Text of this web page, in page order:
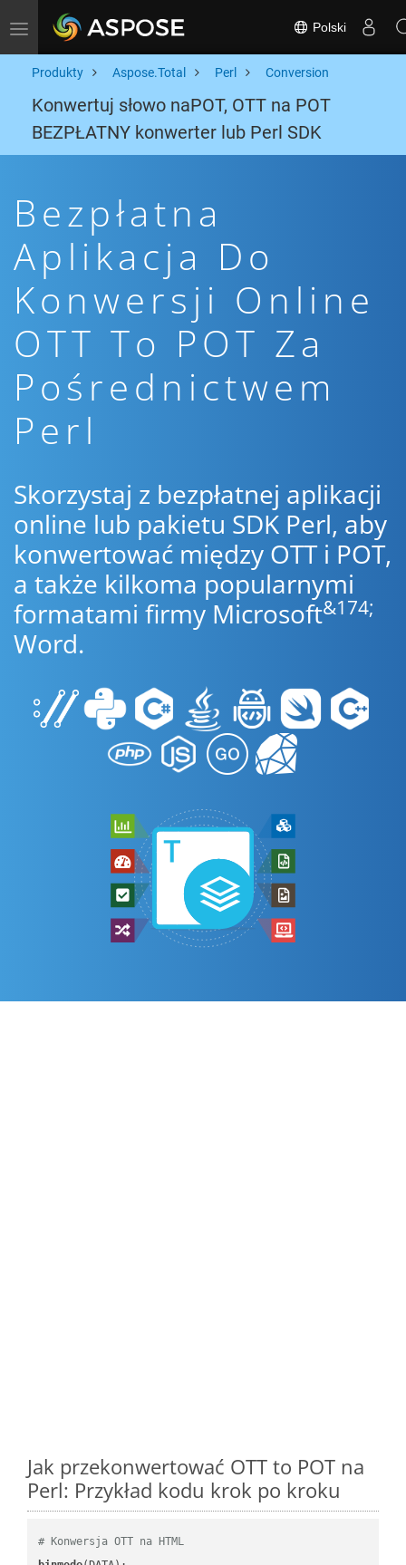
Toggle navigation Polski
Produkty Aspose.Total Perl Conversion
Konwertuj słowo naPOT, OTT na POT
BEZPŁATNY konwerter lub Perl SDK
Bezpłatna
Aplikacja Do
Konwersji Online
OTT To POT Za
Pośrednictwem
Perl
Skorzystaj z bezpłatnej aplikacji
online lub pakietu SDK Perl, aby
konwertować między OTT i POT,
a także kilkoma popularnymi
formatami firmy Microsoft&174;
Word.
Jak przekonwertować OTT to POT na
Perl: Przykład kodu krok po kroku
# Konwersja OTT na HTML